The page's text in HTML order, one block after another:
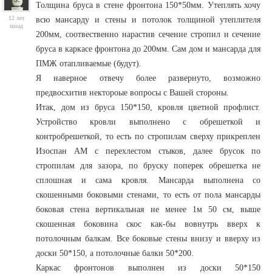
12 лет
назад
Толщина бруса в стене фронтона 150*50мм. Утеплять хочу
всю мансарду и стены и потолок толщиной утеплителя
200мм, соотвественно нарастив сечение стропил и сечение
бруса в каркасе фронтона до 200мм. Сам дом и мансарда для
ПМЖ отапливаемые (будут).
Я наверное отвечу более развернуто, возможно
предвосхитив нектороые вопросы с Вашей стороны.
Итак, дом из бруса 150*150, кровля цветной профлист.
Устройство кровли выполнено с обрешеткой и
контробрешеткой, то есть по стропилам сверху прикреплен
Изоспан АМ с перехлестом стыков, далее брусок по
стропилам для зазора, по бруску поперек обрешетка не
сплошная и сама кровля. Мансарда выполнена со
скошенными боковыми стенами, то есть от пола мансарды
боковая стена вертикальная не менее 1м 50 см, выше
скошенная боковина скос как-бы вовнутрь вверх к
потолочным балкам. Все боковые стены внизу и вверху из
доски 50*150, а потолочные балки 50*200.
Каркас фронтонов выполнен из доски 50*150